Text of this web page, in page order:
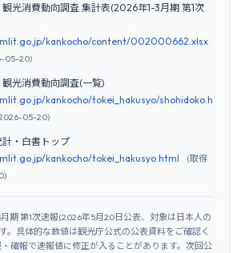
光消費動向調査 集計表(2026年1-3月期 第1次
kankocho/content/002000662.xlsx
05-20)
光消費動向調査(一覧)
kankocho/tokei_hakusyo/shohidoko.h
05-20)
・白書トップ
kankocho/tokei_hakusyo.html
(取得
期 第1次速報(2026年5月20日公表、対象は日本人の
。具体的な数値は観光庁公式の公表資料をご確認く
確報で速報値に修正が入ることがあります。次回公